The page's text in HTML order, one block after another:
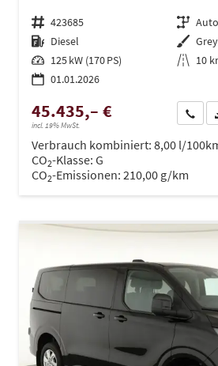
Fahrzeugnr. 423685 Getriebe
Kraftstoff Diesel Außenfarbe
Leistung 125 kW (170 PS) Kilometerstand 10
01.01.2026
45.435,– €
incl. 19% MwSt.
Wir
Verbrauch kombiniert: 8,00 l/
CO2-Klasse: G
CO2-Emissionen: 210,00 g/km